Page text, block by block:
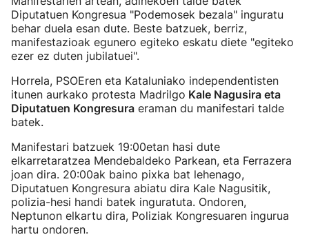
Diputatuen Kongresua "Podemosek bezala" inguratu
behar duela esan dute. Beste batzuek, berriz,
manifestazioak egunero egiteko eskatu diete "egiteko
ezer ez duten jubilatuei".
Horrela, PSOEren eta Kataluniako independentisten
itunen aurkako protesta Madrilgo Kale Nagusira eta
Diputatuen Kongresura eraman du manifestari talde
batek.
Manifestari batzuek 19:00etan hasi dute
elkarretaratzea Mendebaldeko Parkean, eta Ferrazera
joan dira. 20:00ak baino pixka bat lehenago,
Diputatuen Kongresura abiatu dira Kale Nagusitik,
polizia-hesi handi batek inguratuta. Ondoren,
Neptunon elkartu dira, Poliziak Kongresuaren ingurua
hartu ondoren.